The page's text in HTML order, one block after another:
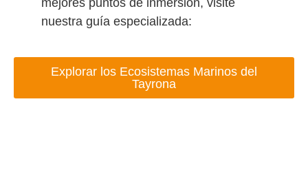
mejores puntos de inmersión, visite
nuestra guía especializada:
Explorar los Ecosistemas Marinos del
Tayrona